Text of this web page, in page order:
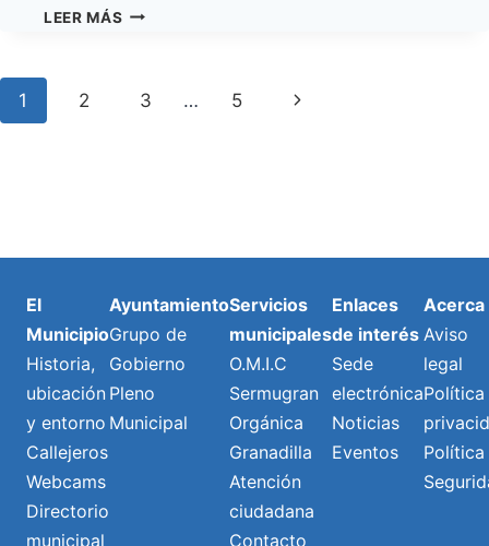
LEER MÁS EL
DE
TEMPORADA
INVIERNO
Navegación
1 2 3 … 5
Next
El
Municipio
Historia,
ubicación
y entorno
Callejeros
Webcams
Directorio
municipal
Ayuntamiento
Grupo de
Gobierno
Pleno
Municipal
Servicios
municipales
O.M.I.C
Sermugran
Orgánica
Granadilla
Atención
ciudadana
Contacto
Enlaces
de interés
Sede
electrónica
Noticias
Eventos
Acerca
Aviso
legal
Política
Política